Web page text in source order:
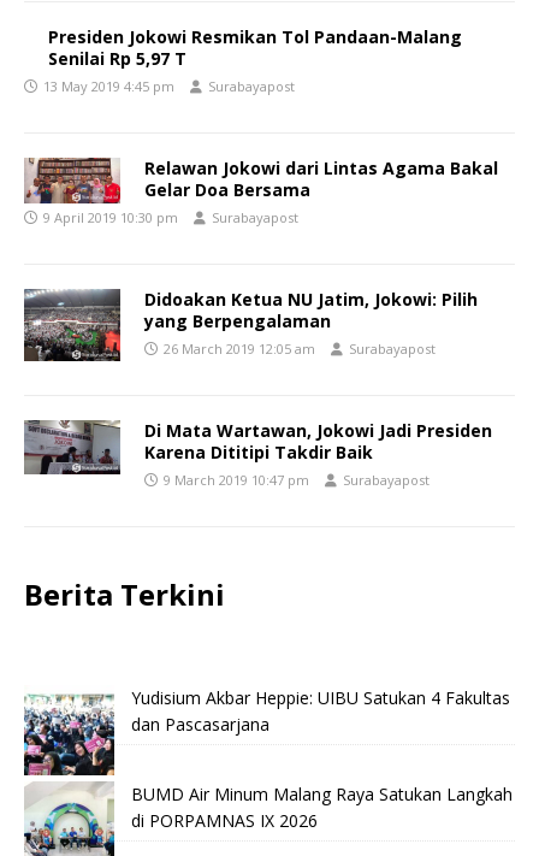
Presiden Jokowi Resmikan Tol Pandaan-Malang
Senilai Rp 5,97 T
13 May 2019 4:45 pm Surabayapost
Relawan Jokowi dari Lintas Agama Bakal
Gelar Doa Bersama
9 April 2019 10:30 pm Surabayapost
Didoakan Ketua NU Jatim, Jokowi: Pilih
yang Berpengalaman
26 March 2019 12:05 am Surabayapost
Di Mata Wartawan, Jokowi Jadi Presiden
Karena Dititipi Takdir Baik
9 March 2019 10:47 pm Surabayapost
Berita Terkini
Yudisium Akbar Heppie: UIBU Satukan 4 Fakultas
dan Pascasarjana
BUMD Air Minum Malang Raya Satukan Langkah
di PORPAMNAS IX 2026